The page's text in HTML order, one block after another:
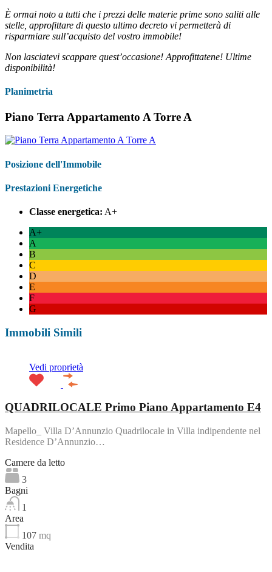
È ormai noto a tutti che i prezzi delle materie prime sono saliti alle
stelle, approfittare di questo ultimo decreto vi permetterà di
risparmiare sull’acquisto del vostro immobile!
Non lasciatevi scappare quest’occasione! Approfittatene! Ultime
disponibilità!
Planimetria
Piano Terra Appartamento A Torre A
Posizione dell'Immobile
Prestazioni Energetiche
Classe energetica: A+
A+
A
B
C
D
E
F
G
Immobili Simili
Vedi proprietà
QUADRILOCALE Primo Piano Appartamento E4
Mapello_ Villa D’Annunzio Quadrilocale in Villa indipendente nel
Residence D’Annunzio…
Camere da letto
3
Bagni
1
Area
107 mq
Vendita